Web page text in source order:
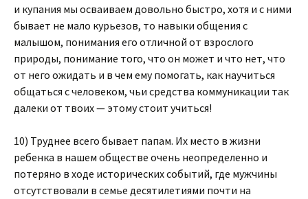
и купания мы осваиваем довольно быстро, хотя и с ними
бывает не мало курьезов, то навыки общения с
малышом, понимания его отличной от взрослого
природы, понимание того, что он может и что нет, что
от него ожидать и в чем ему помогать, как научиться
общаться с человеком, чьи средства коммуникации так
далеки от твоих — этому стоит учиться!
10) Труднее всего бывает папам. Их место в жизни
ребенка в нашем обществе очень неопределенно и
потеряно в ходе исторических событий, где мужчины
отсутствовали в семье десятилетиями почти на